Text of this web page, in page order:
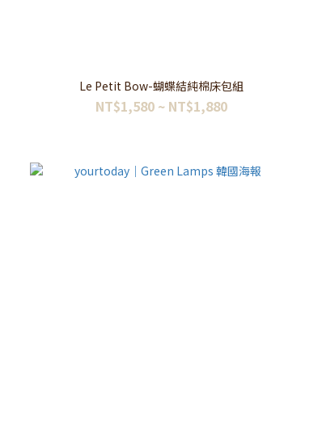
Le Petit Bow-蝴蝶結純棉床包組
NT$1,580 ~ NT$1,880